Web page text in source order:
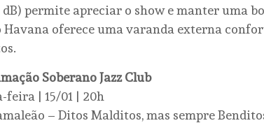
dB) permite apreciar o show e manter uma
Havana oferece uma varanda externa
Soberano Jazz Club
feira | 15/01 | 20h
– Ditos Malditos, mas sempre